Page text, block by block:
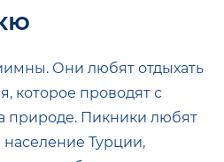
Они любят отдыхать
которое проводят с
природе. Пикники любят
Турции,